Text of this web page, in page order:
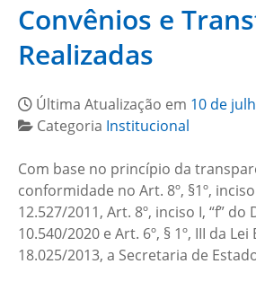
Convênios e
Realizadas
Última Atualização em 10 de
Categoria Institucional
Com base no princípio da
conformidade no Art. 8º, §1º,
12.527/2011, Art. 8º, inciso I, “f” do
10.540/2020 e Art. 6º, § 1º, III da Lei
18.025/2013, a Secretaria de